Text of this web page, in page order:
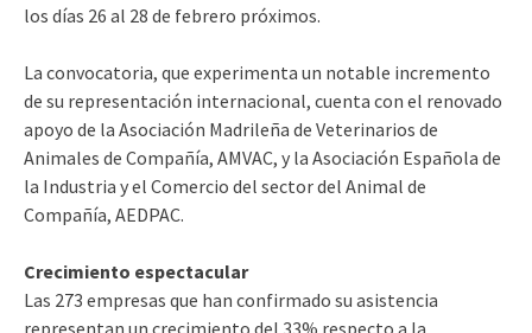
los días 26 al 28 de febrero próximos.
La convocatoria, que experimenta un notable incremento
de su representación internacional, cuenta con el renovado
apoyo de la Asociación Madrileña de Veterinarios de
Animales de Compañía, AMVAC, y la Asociación Española de
la Industria y el Comercio del sector del Animal de
Compañía, AEDPAC.
Crecimiento espectacular
Las 273 empresas que han confirmado su asistencia
representan un crecimiento del 33% respecto a la